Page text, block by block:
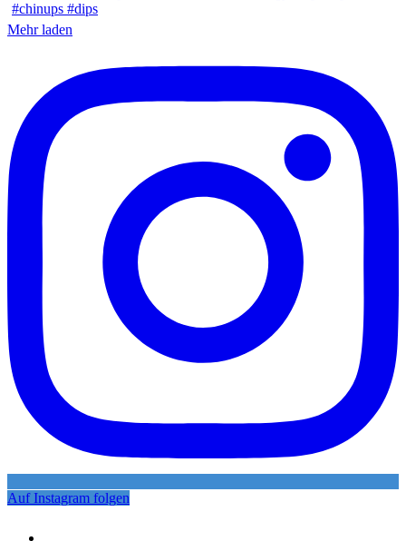
Mehr laden
Auf Instagram folgen